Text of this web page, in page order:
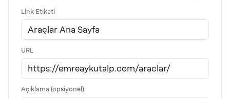
Link Etiketi
URL
Açıklama (opsiyonel)